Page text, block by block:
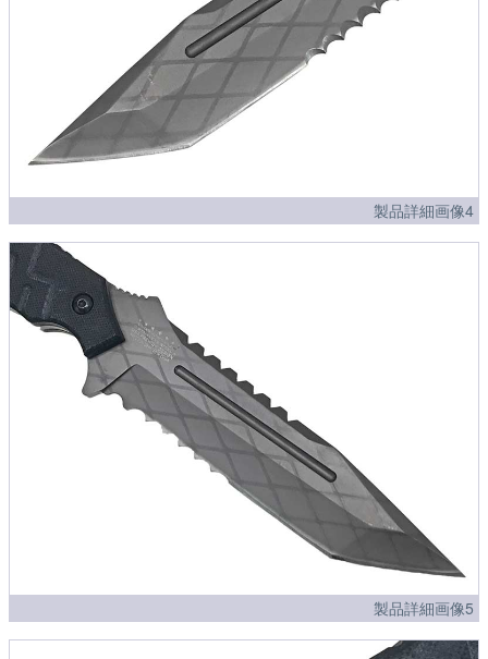
製品詳細画像4
製品詳細画像5